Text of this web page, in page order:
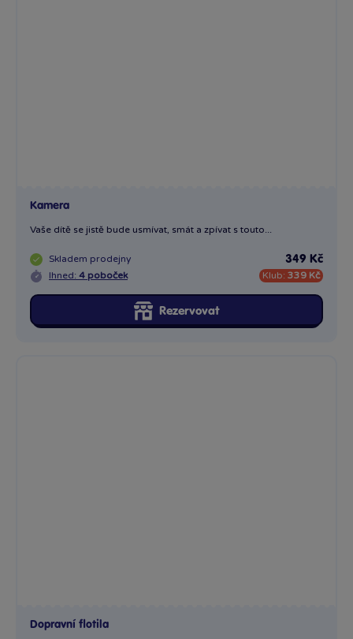
Kamera
Vaše dítě se jistě bude usmívat, smát a zpívat s touto...
Skladem prodejny
Ihned: 4 poboček
349 Kč
Klub: 339 Kč
Rezervovat
Dopravní flotila